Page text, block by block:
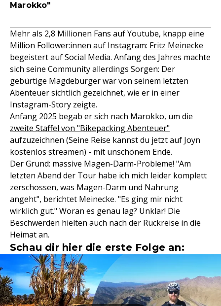
Marokko"
Mehr als 2,8 Millionen Fans auf Youtube, knapp eine
Million Follower:innen auf Instagram: Fritz Meinecke
begeistert auf Social Media. Anfang des Jahres machte
sich seine Community allerdings Sorgen: Der
gebürtige Magdeburger war von seinem letzten
Abenteuer sichtlich gezeichnet, wie er in einer
Instagram-Story zeigte.
Anfang 2025 begab er sich nach Marokko, um die
zweite Staffel von "Bikepacking Abenteuer"
aufzuzeichnen (Seine Reise kannst du jetzt auf Joyn
kostenlos streamen) - mit unschönem Ende.
Der Grund: massive Magen-Darm-Probleme! "Am
letzten Abend der Tour habe ich mich leider komplett
zerschossen, was Magen-Darm und Nahrung
angeht", berichtet Meinecke. "Es ging mir nicht
wirklich gut." Woran es genau lag? Unklar! Die
Beschwerden hielten auch nach der Rückreise in die
Heimat an.
Schau dir hier die erste Folge an: